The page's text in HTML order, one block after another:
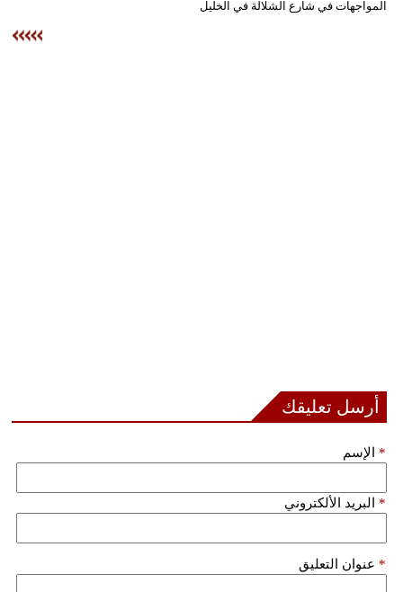
المواجهات في شارع الشلالة في الخليل
أرسل تعليقك
الإسم *
البريد الألكتروني *
عنوان التعليق *